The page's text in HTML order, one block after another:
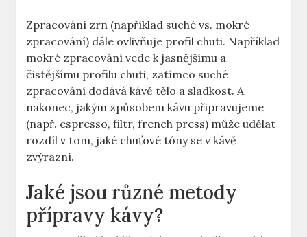
Zpracování zrn (například suché vs. mokré
zpracování) dále ovlivňuje profil chuti. Například
mokré zpracování vede k jasnějšímu a
čistějšímu profilu chuti, zatímco suché
zpracování dodává kávě tělo a sladkost. A
nakonec, jakým způsobem kávu připravujeme
(např. espresso, filtr, french press) může udělat
rozdíl v tom, jaké chuťové tóny se v kávě
zvýrazní.
Jaké jsou různé metody
přípravy kávy?